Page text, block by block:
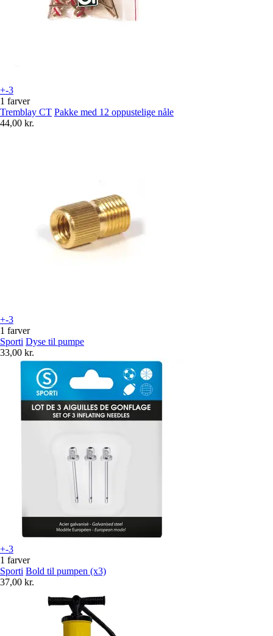
+-3
1 farver
Tremblay CT Pakke med 12 oppustelige nåle
44,00 kr.
+-3
1 farver
Sporti Dyse til pumpe
33,00 kr.
+-3
1 farver
Sporti Bold til pumpen (x3)
37,00 kr.